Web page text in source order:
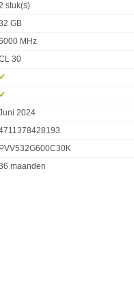
stuk(s)
GB
MHz
30
✓︎
✓︎
2024
PVV532G600C30K
maanden